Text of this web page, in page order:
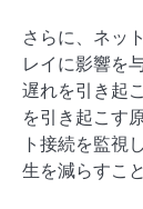
さらに、ネッ
レイに影響を
遅れを引き起
を引き起こす
ト接続を監視
生を減らすこ